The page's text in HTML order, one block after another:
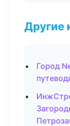
Другие
Город